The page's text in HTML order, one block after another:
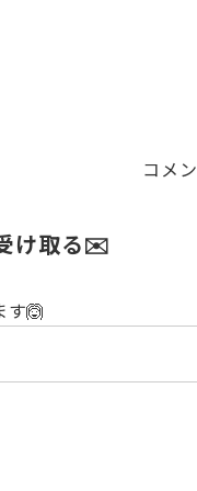
コメ
け取る✉️
す🙆